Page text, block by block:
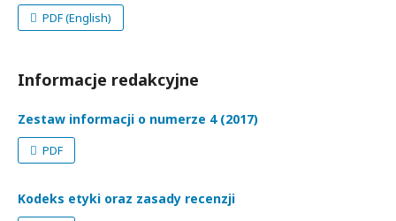
PDF (English)
Informacje redakcyjne
Zestaw informacji o numerze 4 (2017)
PDF
Kodeks etyki oraz zasady recenzji